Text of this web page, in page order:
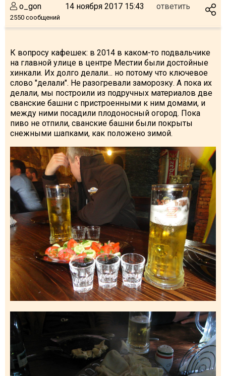
o_gon
2550 сообщений
14 ноября 2017 15:43 ответить
К вопросу кафешек: в 2014 в каком-то подвальчике
на главной улице в центре Местии были достойные
хинкали. Их долго делали... но потому что ключевое
слово "делали". Не разогревали заморозку. А пока их
делали, мы построили из подручных материалов две
сванские башни с пристроенными к ним домами, и
между ними посадили плодоносный огород. Пока
пиво не отпили, сванские башни были покрыты
снежными шапками, как положено зимой.